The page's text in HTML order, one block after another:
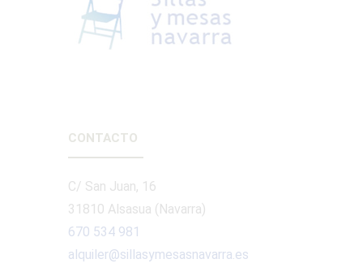
CONTACTO
C/ San Juan, 16
31810 Alsasua (Navarra)
670 534 981
alquiler@sillasymesasnavarra.es